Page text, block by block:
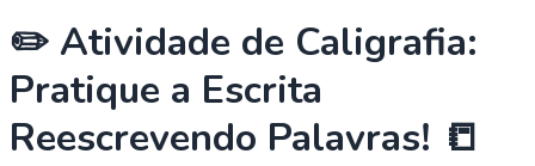
✏️ Atividade de Caligrafia:
Pratique a Escrita
Reescrevendo Palavras! 📒